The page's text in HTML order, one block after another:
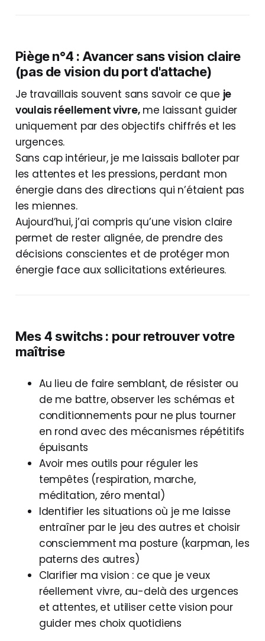
Piège n°4 : Avancer sans vision claire
(pas de vision du port d'attache)
Je travaillais souvent sans savoir ce que je
voulais réellement vivre,me laissant guider
uniquement par des objectifs chiffrés et les
urgences.
Sans cap intérieur, je me laissais balloter par
les attentes et les pressions, perdant mon
énergie dans des directions qui n’étaient pas
les miennes.
Aujourd’hui, j’ai compris qu’une vision claire
permet de rester alignée, de prendre des
décisions conscientes et de protéger mon
énergie face aux sollicitations extérieures.
Mes 4 switchs : pour retrouver votre
maîtrise
Au lieu de faire semblant, de résister ou
de me battre, observer les schémas et
conditionnements pour ne plus tourner
en rond avec des mécanismes répétitifs
épuisants
Avoir mes outils pour réguler les
tempêtes (respiration, marche,
méditation, zéro mental)
Identifier les situations où je me laisse
entraîner par le jeu des autres et choisir
consciemment ma posture (karpman, les
paterns des autres)
Clarifier ma vision : ce que je veux
réellement vivre, au-delà des urgences
et attentes, et utiliser cette vision pour
guider mes choix quotidiens